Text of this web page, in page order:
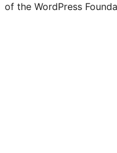
of the WordPress